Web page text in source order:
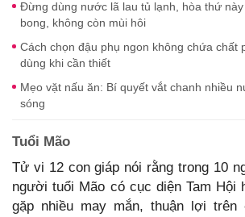
Đừng dùng nước lã lau tủ lạnh, hòa thứ
bong, không còn mùi hôi
Cách chọn đậu phụ ngon không chứa chất
dùng khi cần thiết
Mẹo vặt nấu ăn: Bí quyết vắt chanh nhiều
sóng
Tuổi Mão
Tử vi 12 con giáp nói rằng trong 10
người tuổi Mão có cục diện Tam Hội
gặp nhiều may mắn, thuận lợi trên